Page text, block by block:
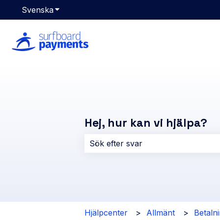
SvenskaVisa undermenyer för översättningar
Hej, hur kan vi hjälpa?
Hjälpcenter Allmänt